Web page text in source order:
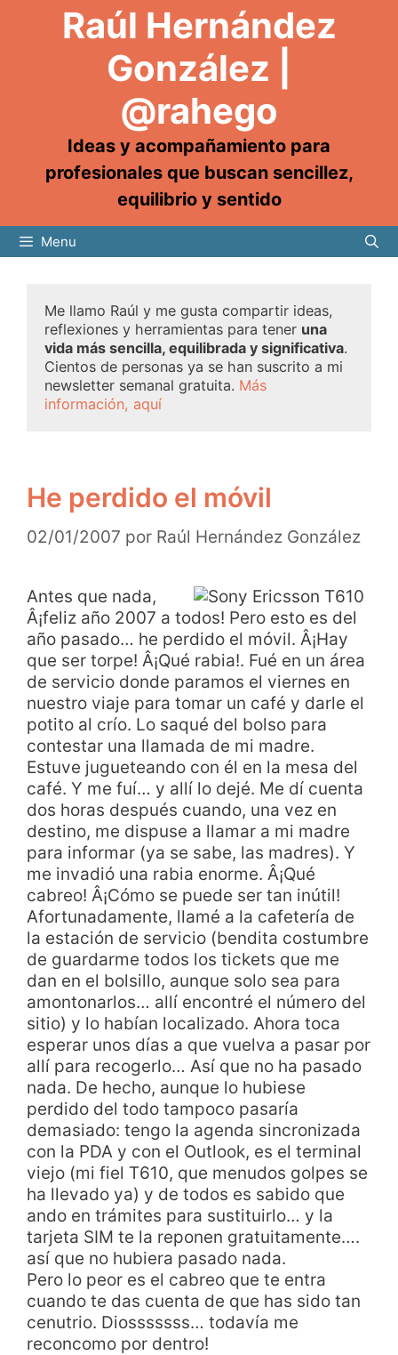
Raúl Hernández
González |
@rahego
Ideas y acompañamiento para
profesionales que buscan sencillez,
equilibrio y sentido
Menu
Me llamo Raúl y me gusta compartir ideas,
reflexiones y herramientas para tener una
vida más sencilla, equilibrada y significativa.
Cientos de personas ya se han suscrito a mi
newsletter semanal gratuita. Más
información, aquí
He perdido el móvil
02/01/2007 por Raúl Hernández González
Antes que nada,
Â¡feliz año 2007 a todos! Pero esto es del
año pasado… he perdido el móvil. Â¡Hay
que ser torpe! Â¡Qué rabia!. Fué en un área
de servicio donde paramos el viernes en
nuestro viaje para tomar un café y darle el
potito al crío. Lo saqué del bolso para
contestar una llamada de mi madre.
Estuve jugueteando con él en la mesa del
café. Y me fuí… y allí lo dejé. Me dí cuenta
dos horas después cuando, una vez en
destino, me dispuse a llamar a mi madre
para informar (ya se sabe, las madres). Y
me invadió una rabia enorme. Â¡Qué
cabreo! Â¡Cómo se puede ser tan inútil!
Afortunadamente, llamé a la cafetería de
la estación de servicio (bendita costumbre
de guardarme todos los tickets que me
dan en el bolsillo, aunque solo sea para
amontonarlos… allí encontré el número del
sitio) y lo habían localizado. Ahora toca
esperar unos días a que vuelva a pasar por
allí para recogerlo… Así que no ha pasado
nada. De hecho, aunque lo hubiese
perdido del todo tampoco pasaría
demasiado: tengo la agenda sincronizada
con la PDA y con el Outlook, es el terminal
viejo (mi fiel T610, que menudos golpes se
ha llevado ya) y de todos es sabido que
ando en trámites para sustituirlo… y la
tarjeta SIM te la reponen gratuitamente….
así que no hubiera pasado nada.
Pero lo peor es el cabreo que te entra
cuando te das cuenta de que has sido tan
cenutrio. Diosssssss… todavía me
reconcomo por dentro!